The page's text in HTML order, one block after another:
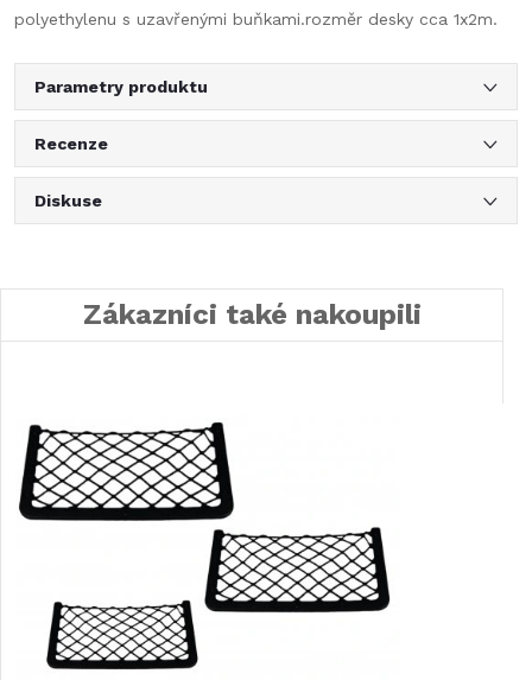
polyethylenu s uzavřenými buňkami.rozměr desky cca 1x2m.
Parametry produktu
Recenze
Diskuse
Zákazníci také nakoupili